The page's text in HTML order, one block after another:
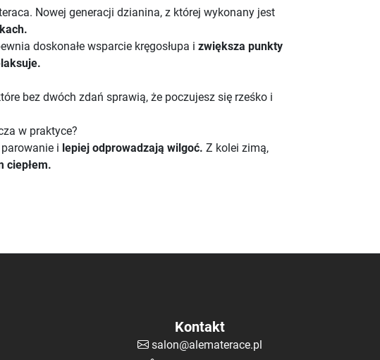
Nowej generacji dzianina, z której wykonany jest
doskonałe wsparcie kręgosłupa i zwiększa punkty
bez dwóch zdań sprawią, że poczujesz się rześko i
w praktyce?
i lepiej odprowadzają wilgoć. Z kolei zimą,
ciepłem.
Kontakt
salon@alematerace.pl